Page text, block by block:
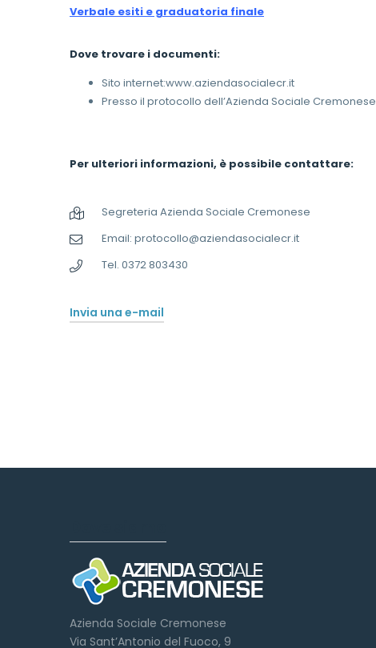
Verbale esiti e graduatoria finale
Dove trovare i documenti:
Sito internet:www.aziendasocialecr.it
Presso il protocollo dell’Azienda Sociale Cremonese
Per ulteriori informazioni, è possibile contattare:
Segreteria Azienda Sociale Cremonese
Email: protocollo@aziendasocialecr.it
Tel. 0372 803430
Invia una e-mail
Azienda Sociale Cremonese
Via Sant’Antonio del Fuoco, 9